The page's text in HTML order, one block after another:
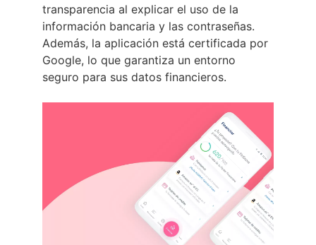
transparencia al explicar el uso de la
información bancaria y las contraseñas.
Además, la aplicación está certificada por
Google, lo que garantiza un entorno
seguro para sus datos financieros.